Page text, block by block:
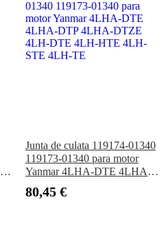
Junta de culata 119174-01340
119173-01340 para motor
Yanmar 4LHA-DTE 4LHA-
4LH-HTE 4LH-STE 4LH-TE
80,45 €